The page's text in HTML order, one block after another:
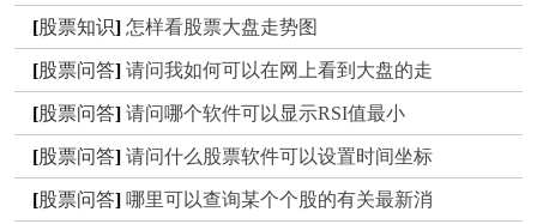
[股票知识] 怎样看股票大盘走势图
[股票问答] 请问我如何可以在网上看到大盘的走
[股票问答] 请问哪个软件可以显示RSI值最小
[股票问答] 请问什么股票软件可以设置时间坐标
[股票问答] 哪里可以查询某个个股的有关最新消